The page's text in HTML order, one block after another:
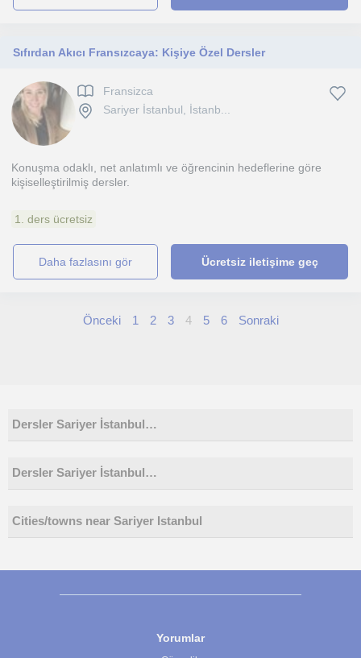
Sıfırdan Akıcı Fransızcaya: Kişiye Özel Dersler
Fransizca
Sariyer İstanbul, İstanb...
Konuşma odaklı, net anlatımlı ve öğrencinin hedeflerine göre
kişiselleştirilmiş dersler.
1. ders ücretsiz
daha fazlasını gör Ücretsiz iletişime geç
Önceki 1 2 3 4 5 6 Sonraki
Dersler Sariyer İstanbul…
Dersler Sariyer İstanbul…
Cities/towns near Sariyer Istanbul
Yorumlar